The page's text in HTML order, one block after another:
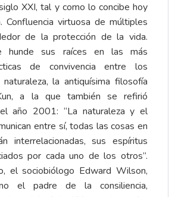
XXI, tal y como lo concibe hoy
Confluencia virtuosa de múltiples
de la protección de la vida.
hunde sus raíces en las más
de convivencia entre los
la antiquísima filosofía
a la que también se refirió
año 2001: “La naturaleza y el
entre sí, todas las cosas en
interrelacionadas, sus espíritus
por cada uno de los otros”.
el sociobiólogo Edward Wilson,
el padre de la consiliencia,